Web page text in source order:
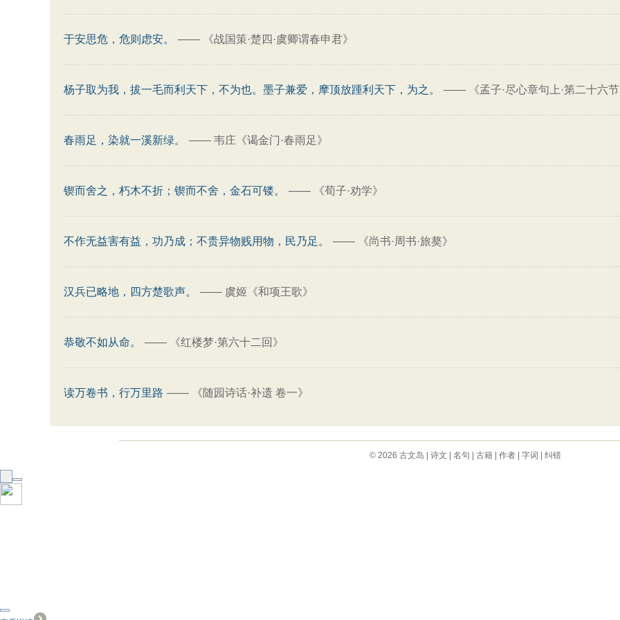
于安思危，危则虑安。 —— 《战国策·楚四·虞卿谓春申君》
杨子取为我，拔一毛而利天下，不为也。墨子兼爱，摩顶放踵利天下，为之。 —— 《孟子·尽心章句上·第二十六
春雨足，染就一溪新绿。 —— 韦庄《谒金门·春雨足》
锲而舍之，朽木不折；锲而不舍，金石可镂。 —— 《荀子·劝学》
不作无益害有益，功乃成；不贵异物贱用物，民乃足。 —— 《尚书·周书·旅獒》
汉兵已略地，四方楚歌声。 —— 虞姬《和项王歌》
恭敬不如从命。 —— 《红楼梦·第六十二回》
读万卷书，行万里路 —— 《随园诗话·补遗 卷一》
© 2026 古文岛 诗文 名句 古籍| 作者| 字词 纠错